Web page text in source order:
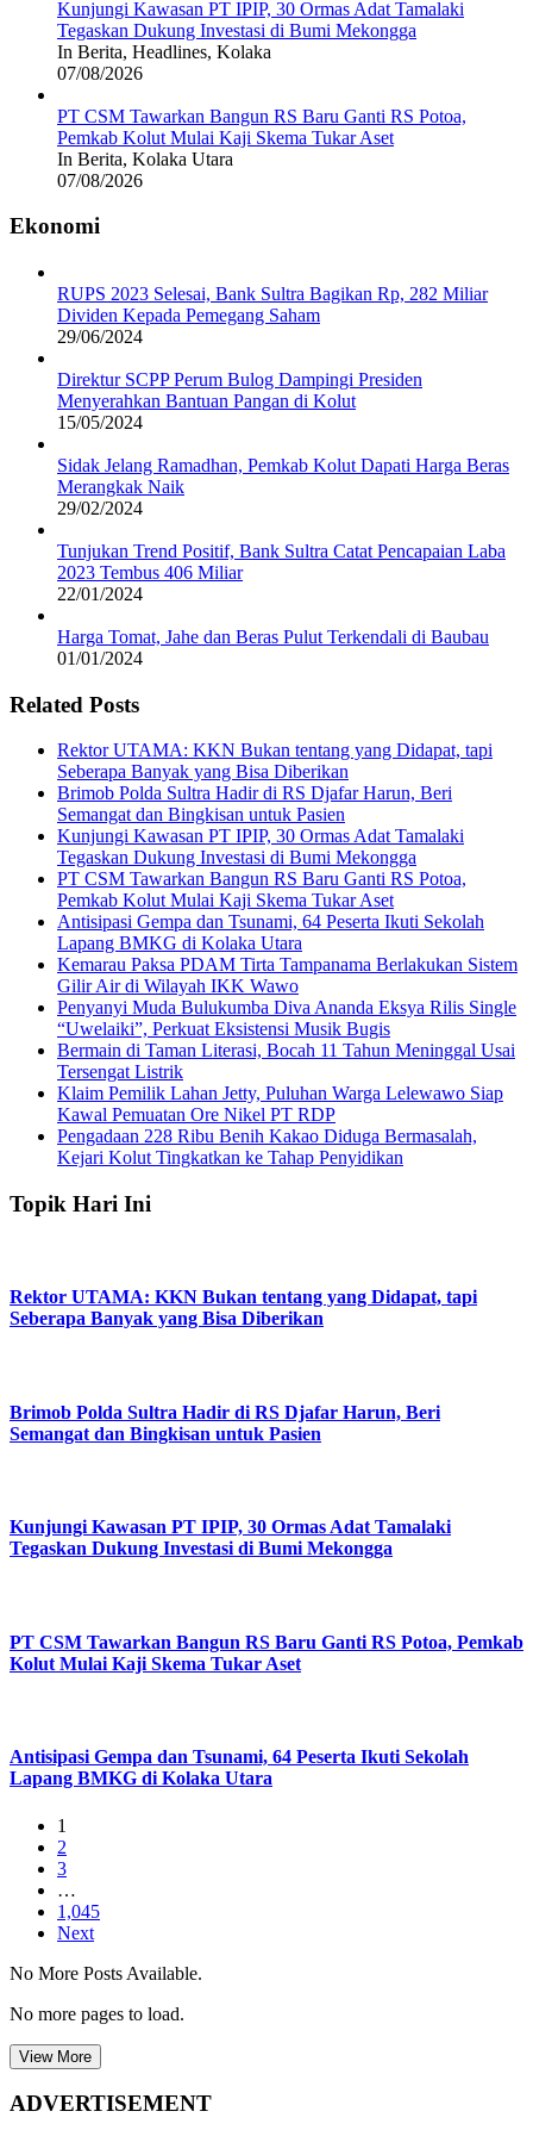
Kunjungi Kawasan PT IPIP, 30 Ormas Adat Tamalaki
Tegaskan Dukung Investasi di Bumi Mekongga
In Berita, Headlines, Kolaka
07/08/2026
PT CSM Tawarkan Bangun RS Baru Ganti RS Potoa,
Pemkab Kolut Mulai Kaji Skema Tukar Aset
In Berita, Kolaka Utara
07/08/2026
Ekonomi
RUPS 2023 Selesai, Bank Sultra Bagikan Rp, 282 Miliar
Dividen Kepada Pemegang Saham
29/06/2024
Direktur SCPP Perum Bulog Dampingi Presiden
Menyerahkan Bantuan Pangan di Kolut
15/05/2024
Sidak Jelang Ramadhan, Pemkab Kolut Dapati Harga Beras
Merangkak Naik
29/02/2024
Tunjukan Trend Positif, Bank Sultra Catat Pencapaian Laba
2023 Tembus 406 Miliar
22/01/2024
Harga Tomat, Jahe dan Beras Pulut Terkendali di Baubau
01/01/2024
Related Posts
Rektor UTAMA: KKN Bukan tentang yang Didapat, tapi
Seberapa Banyak yang Bisa Diberikan
Brimob Polda Sultra Hadir di RS Djafar Harun, Beri
Semangat dan Bingkisan untuk Pasien
Kunjungi Kawasan PT IPIP, 30 Ormas Adat Tamalaki
Tegaskan Dukung Investasi di Bumi Mekongga
PT CSM Tawarkan Bangun RS Baru Ganti RS Potoa,
Pemkab Kolut Mulai Kaji Skema Tukar Aset
Antisipasi Gempa dan Tsunami, 64 Peserta Ikuti Sekolah
Lapang BMKG di Kolaka Utara
Kemarau Paksa PDAM Tirta Tampanama Berlakukan Sistem
Gilir Air di Wilayah IKK Wawo
Penyanyi Muda Bulukumba Diva Ananda Eksya Rilis Single
“Uwelaiki”, Perkuat Eksistensi Musik Bugis
Bermain di Taman Literasi, Bocah 11 Tahun Meninggal Usai
Tersengat Listrik
Klaim Pemilik Lahan Jetty, Puluhan Warga Lelewawo Siap
Kawal Pemuatan Ore Nikel PT RDP
Pengadaan 228 Ribu Benih Kakao Diduga Bermasalah,
Kejari Kolut Tingkatkan ke Tahap Penyidikan
Topik Hari Ini
Rektor UTAMA: KKN Bukan tentang yang Didapat, tapi
Seberapa Banyak yang Bisa Diberikan
Brimob Polda Sultra Hadir di RS Djafar Harun, Beri
Semangat dan Bingkisan untuk Pasien
Kunjungi Kawasan PT IPIP, 30 Ormas Adat Tamalaki
Tegaskan Dukung Investasi di Bumi Mekongga
PT CSM Tawarkan Bangun RS Baru Ganti RS Potoa, Pemkab
Kolut Mulai Kaji Skema Tukar Aset
Antisipasi Gempa dan Tsunami, 64 Peserta Ikuti Sekolah
Lapang BMKG di Kolaka Utara
1
2
3
…
1,045
Next
No More Posts Available.
No more pages to load.
View More
ADVERTISEMENT